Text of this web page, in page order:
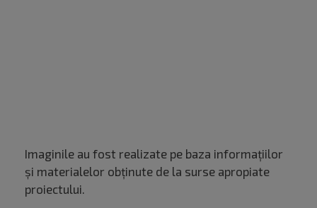
Imaginile au fost realizate pe baza informațiilor
și materialelor obținute de la surse apropiate
proiectului.